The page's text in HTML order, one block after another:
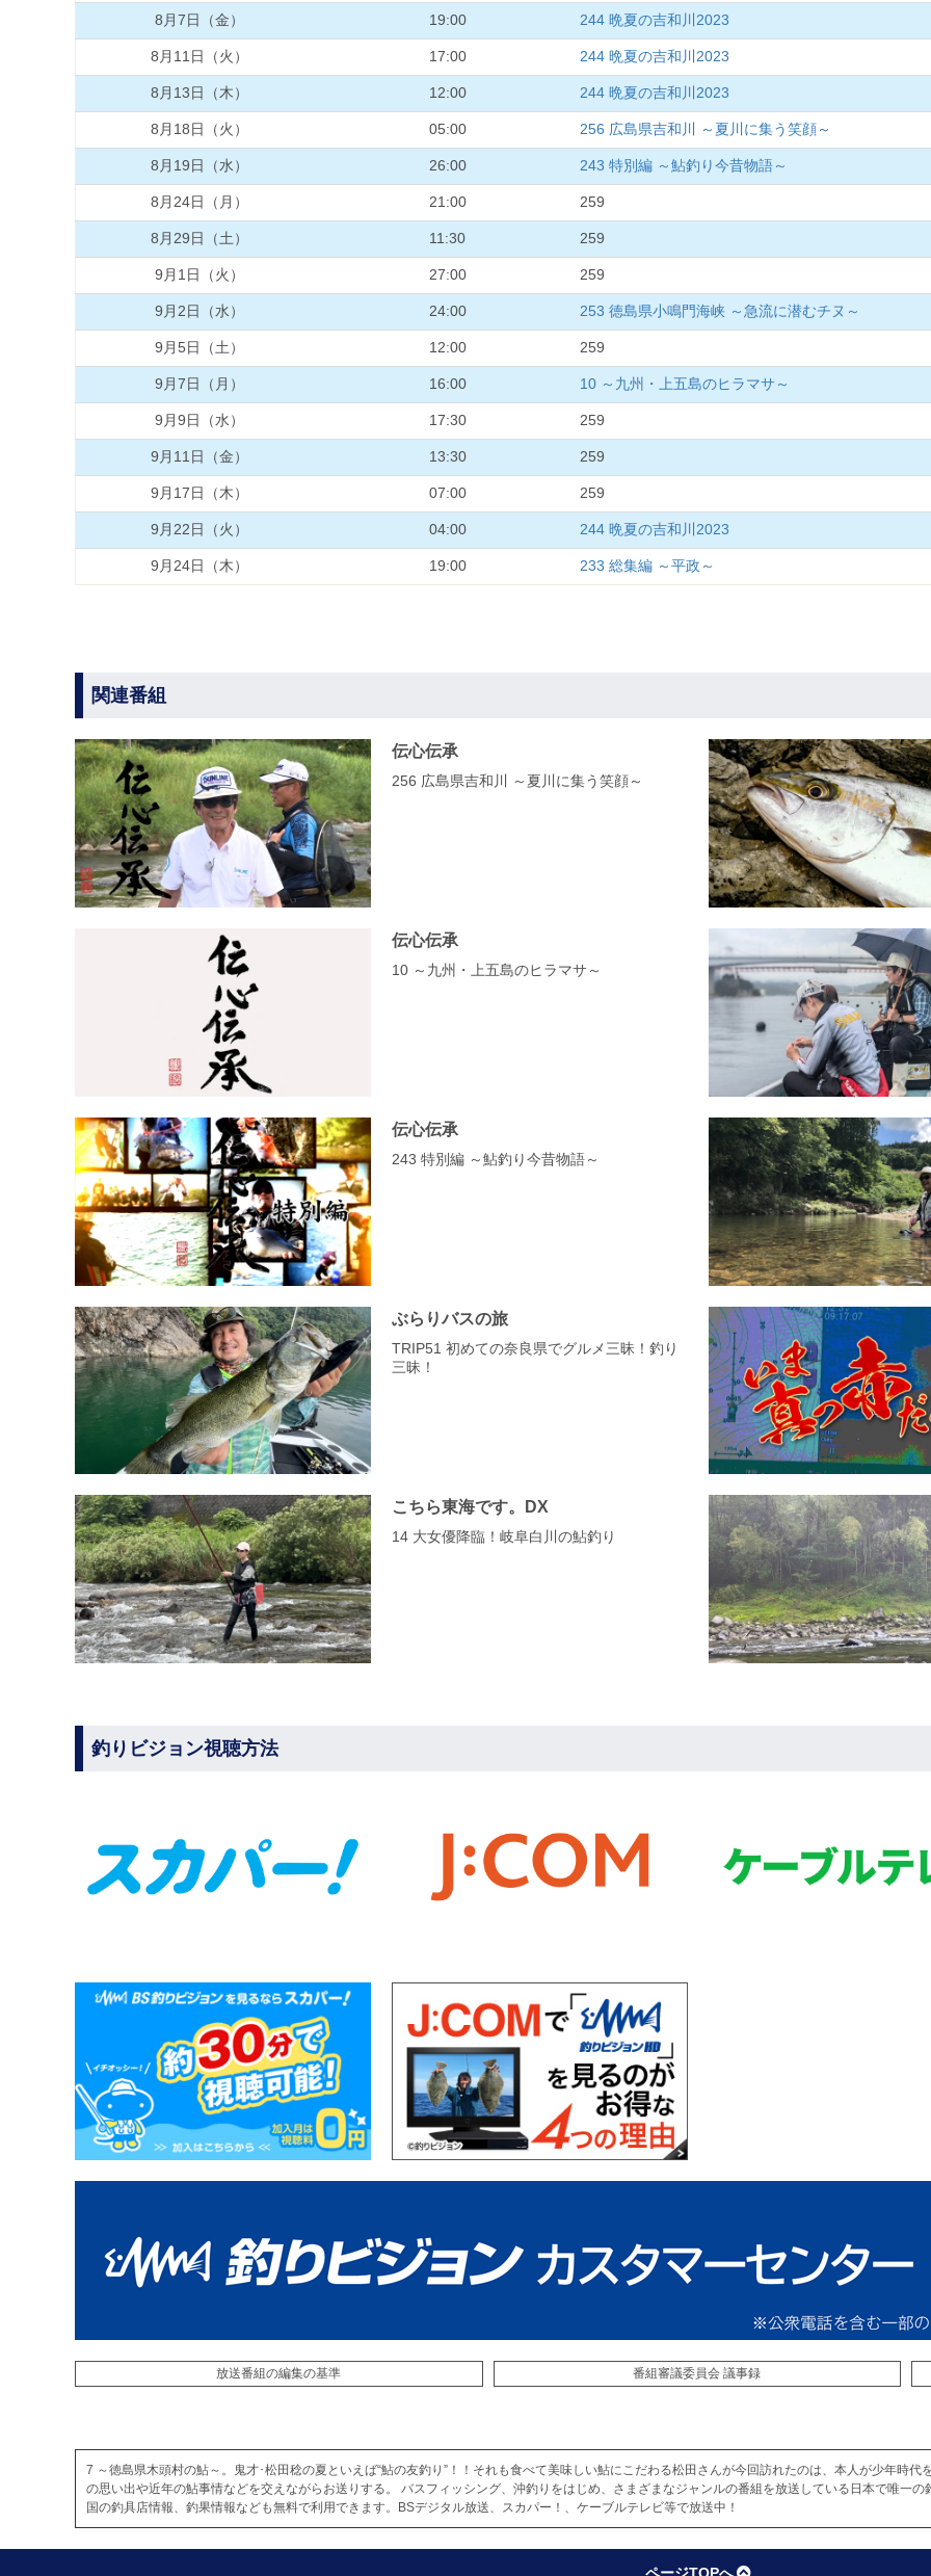
8月7日（金） 19:00 244 晩夏の吉和川2023
8月11日（火） 17:00 244 晩夏の吉和川2023
8月13日（木） 12:00 244 晩夏の吉和川2023
8月18日（火） 05:00 256 広島県吉和川 ～夏川に集う笑顔～
8月19日（水） 26:00 243 特別編 ～鮎釣り今昔物語～
8月24日（月） 21:00 259
8月29日（土） 11:30 259
9月1日（火） 27:00 259
9月2日（水） 24:00 253 徳島県小鳴門海峡 ～急流に潜むチヌ～
9月5日（土） 12:00 259
9月7日（月） 16:00 10 ～九州・上五島のヒラマサ～
9月9日（水） 17:30 259
9月11日（金） 13:30 259
9月17日（木） 07:00 259
9月22日（火） 04:00 244 晩夏の吉和川2023
9月24日（木） 19:00 233 総集編 ～平政～
関連番組
伝心伝承
256 広島県吉和川 ～夏川に集う笑顔～
伝心伝承
10 ～九州・上五島のヒラマサ～
伝心伝承
243 特別編 ～鮎釣り今昔物語～
ぶらりバスの旅
TRIP51 初めての奈良県でグルメ三昧！釣り
三昧！
こちら東海です。DX
14 大女優降臨！岐阜白川の鮎釣り
釣りビジョン視聴方法
放送番組の編集の基準 番組審議委員会 議事録
7 ～徳島県木頭村の鮎～。鬼才･松田稔の夏といえば“鮎の友釣り”！！それも食べて美味しい鮎にこだわる松田さんが今回訪れたのは、本人が少年時
の思い出や近年の鮎事情などを交えながらお送りする。 バスフィッシング、沖釣りをはじめ、さまざまなジャンルの番組を放送している日本で唯一
国の釣具店情報、釣果情報なども無料で利用できます。BSデジタル放送、スカパー！、ケーブルテレビ等で放送中！